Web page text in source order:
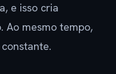
e isso cria
Ao mesmo tempo,